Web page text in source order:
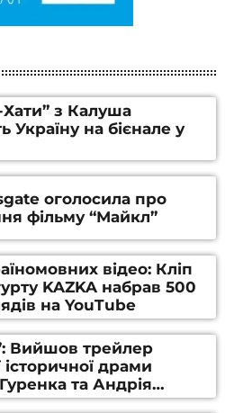
з Калуша
Україну на бієнале у
оголосила про
фільму “Майкл”
відео: Кліп
KAZKA набрав 500
на YouTube
Вийшов трейлер
історичної драми
та Андрія